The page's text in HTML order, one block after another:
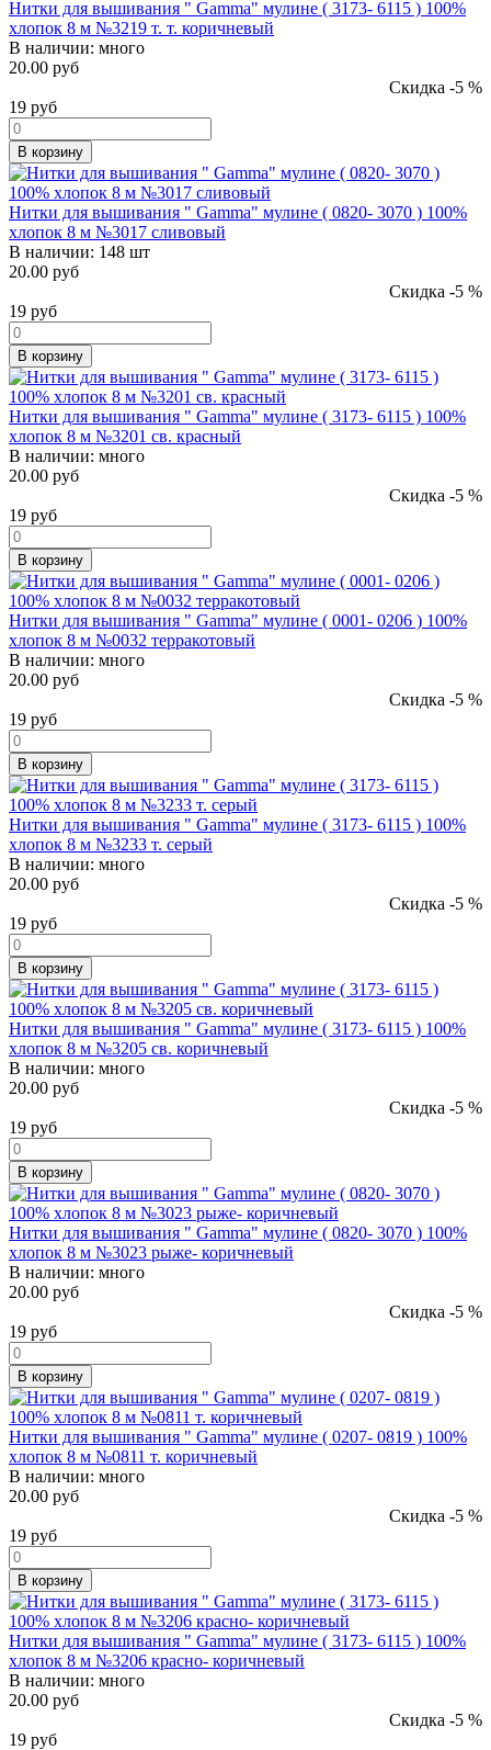
Нитки для вышивания " Gamma" мулине ( 3173- 6115 ) 100%
хлопок 8 м №3219 т. т. коричневый
В наличии: много
20.00 руб
Скидка -5 %
19 руб
В корзину
Нитки для вышивания " Gamma" мулине ( 0820- 3070 ) 100%
хлопок 8 м №3017 сливовый
В наличии: 148 шт
20.00 руб
Скидка -5 %
19 руб
В корзину
Нитки для вышивания " Gamma" мулине ( 3173- 6115 ) 100%
хлопок 8 м №3201 св. красный
В наличии: много
20.00 руб
Скидка -5 %
19 руб
В корзину
Нитки для вышивания " Gamma" мулине ( 0001- 0206 ) 100%
хлопок 8 м №0032 терракотовый
В наличии: много
20.00 руб
Скидка -5 %
19 руб
В корзину
Нитки для вышивания " Gamma" мулине ( 3173- 6115 ) 100%
хлопок 8 м №3233 т. серый
В наличии: много
20.00 руб
Скидка -5 %
19 руб
В корзину
Нитки для вышивания " Gamma" мулине ( 3173- 6115 ) 100%
хлопок 8 м №3205 св. коричневый
В наличии: много
20.00 руб
Скидка -5 %
19 руб
В корзину
Нитки для вышивания " Gamma" мулине ( 0820- 3070 ) 100%
хлопок 8 м №3023 рыже- коричневый
В наличии: много
20.00 руб
Скидка -5 %
19 руб
В корзину
Нитки для вышивания " Gamma" мулине ( 0207- 0819 ) 100%
хлопок 8 м №0811 т. коричневый
В наличии: много
20.00 руб
Скидка -5 %
19 руб
В корзину
Нитки для вышивания " Gamma" мулине ( 3173- 6115 ) 100%
хлопок 8 м №3206 красно- коричневый
В наличии: много
20.00 руб
Скидка -5 %
19 руб